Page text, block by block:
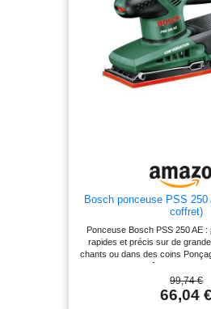
Bosch ponceuse PSS 250
coffret)
Ponceuse Bosch PSS 250 AE
rapides et précis sur de
chants ou dans des coins
Ponçage sans poussière grâce
de la poussière dans un
confort d’utilisation grâce au
99,74 €
66,04 €